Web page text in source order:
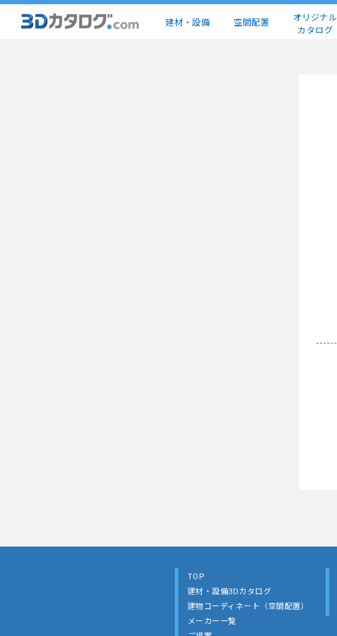
建材・設備 空間配置
オリジナル
カタログ
TOP
建材・設備3Dカタログ
建物コーディネート（空間配置）
メーカー一覧